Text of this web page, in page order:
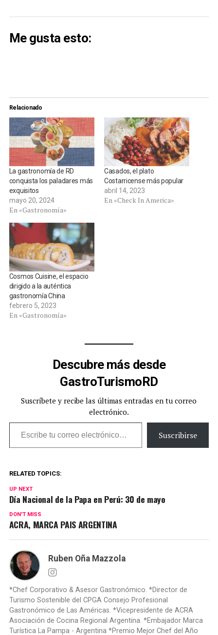
Me gusta esto:
Relacionado
La gastronomía de RD
conquista los paladares más
exquisitos
mayo 20, 2024
En «Gastronomía»
Casados, el plato
Costarricense más popular
abril 14, 2023
En «Check In America»
Cosmos Cuisine, el espacio
dirigido a la auténtica
gastronomía China
febrero 5, 2023
En «Gastronomía»
Descubre más desde
GastroTurismoRD
Suscríbete y recibe las últimas entradas en tu correo
electrónico.
Escribe tu correo electrónico…
Suscribirse
RELATED TOPICS:
UP NEXT
Día Nacional de la Papa en Perú: 30 de mayo
DON'T MISS
ACRA, MARCA PAIS ARGENTINA
Ruben Oña Mazzola
*Chef Corporativo & Asesor Gastronómico. *Director de
Turismo Sostenible del CPGA Consejo Profesional
Gastronómico de Las Américas. *Vicepresidente de ACRA
Asociación de Cocina Regional Argentina. *Embajador Marca
Turística La Pampa - Argentina *Premio Mejor Chef del Año